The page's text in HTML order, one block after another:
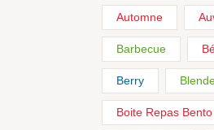
Automne
Barbecue
Berry
Boite Repas Bento